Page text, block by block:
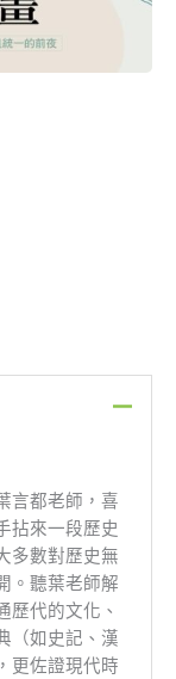
。
言都老師，喜
拈來一段歷史
多數對歷史無
。聽葉老師解
歷代的文化、
（如史記、漢
更佐證現代時